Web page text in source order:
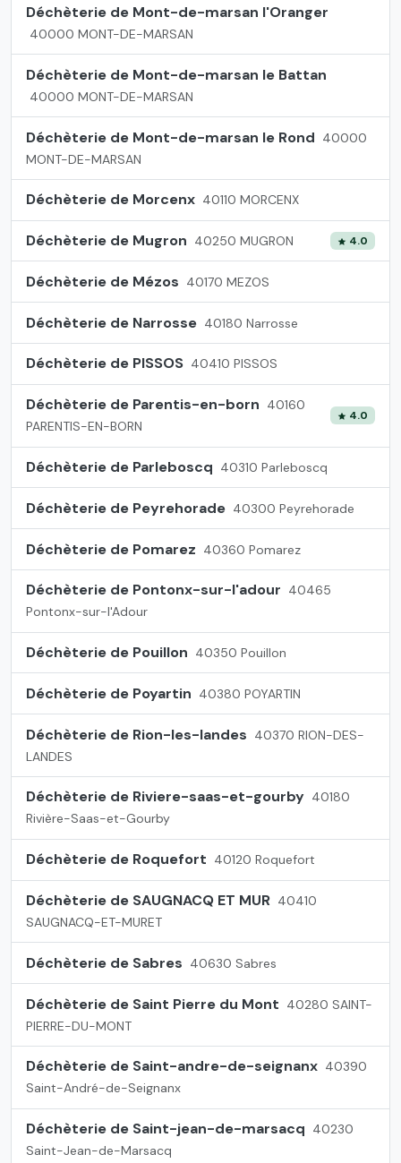
Déchèterie de Mont-de-marsan l'Oranger
40000 MONT-DE-MARSAN
Déchèterie de Mont-de-marsan le Battan
40000 MONT-DE-MARSAN
Déchèterie de Mont-de-marsan le Rond 40000
MONT-DE-MARSAN
Déchèterie de Morcenx 40110 MORCENX
Déchèterie de Mugron 40250 MUGRON 4.0
Déchèterie de Mézos 40170 MEZOS
Déchèterie de Narrosse 40180 Narrosse
Déchèterie de PISSOS 40410 PISSOS
Déchèterie de Parentis-en-born 40160
PARENTIS-EN-BORN
4.0
Déchèterie de Parleboscq 40310 Parleboscq
Déchèterie de Peyrehorade 40300 Peyrehorade
Déchèterie de Pomarez 40360 Pomarez
Déchèterie de Pontonx-sur-l'adour 40465
Pontonx-sur-l'Adour
Déchèterie de Pouillon 40350 Pouillon
Déchèterie de Poyartin 40380 POYARTIN
Déchèterie de Rion-les-landes 40370 RION-DES-
LANDES
Déchèterie de Riviere-saas-et-gourby 40180
Rivière-Saas-et-Gourby
Déchèterie de Roquefort 40120 Roquefort
Déchèterie de SAUGNACQ ET MUR 40410
SAUGNACQ-ET-MURET
Déchèterie de Sabres 40630 Sabres
Déchèterie de Saint Pierre du Mont 40280 SAINT-
PIERRE-DU-MONT
Déchèterie de Saint-andre-de-seignanx 40390
Saint-André-de-Seignanx
Déchèterie de Saint-jean-de-marsacq 40230
Saint-Jean-de-Marsacq